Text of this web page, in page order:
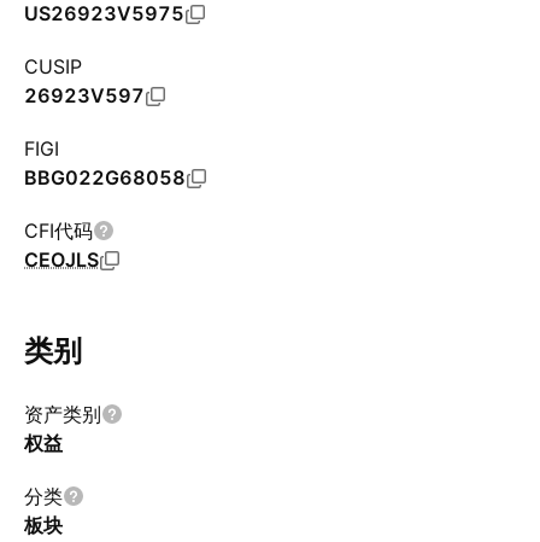
US26923V5975
CUSIP
26923V597
FIGI
BBG022G68058
CFI代码
CEOJLS
类别
资产类别
权益
分类
板块